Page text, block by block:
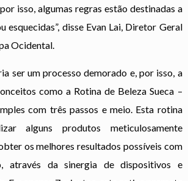
isso, algumas regras estão destinadas a
esquecidas”, disse Evan Lai, Diretor Geral
Ocidental.
ser um processo demorado e, por isso, a
como a Rotina de Beleza Sueca –
com três passos e meio. Esta rotina
alguns produtos meticulosamente
os melhores resultados possíveis com
através da sinergia de dispositivos e